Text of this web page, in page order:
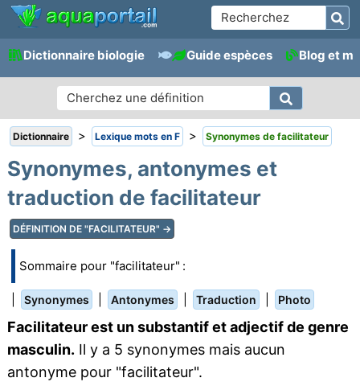
Dictionnaire biologie Guide espèces Blog et
Dictionnaire > Lexique mots en F > Synonymes de facilitateur
Synonymes, antonymes et
traduction de facilitateur
DÉFINITION DE "FACILITATEUR" →
Sommaire pour "facilitateur" :
Synonymes Antonymes Traduction Photo
Facilitateur est un substantif et adjectif de genre
masculin. Il y a 5 synonymes mais aucun
antonyme pour "facilitateur".